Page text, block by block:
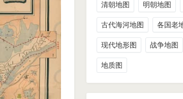
清朝地图 明朝地图
古代海河地图 各国老
现代地形图 战争地图
地质图